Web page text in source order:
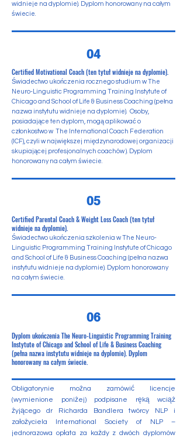
widnieje na dyplomie). Dyplom honorowany na całym
świecie.
04
Certified Motivational Coach (ten tytuł widnieje na dyplomie).
Świadectwo ukończenia rocznego studium w The
Neuro-Linguistic Programming Training Instytute of
Chicago and School of Life & Business Coaching (pełna
nazwa instytutu widnieje na dyplomie). Osoby,
posiadające ten dyplom, mogą aplikować o
członkostwo w The International Coach Federation
(ICF), czyli w największej międzynarodowej organizacji
skupiającej profesjonalnych coachów ). Dyplom
honorowany na całym świecie.
05
Certified Parental Coach & Weight Loss Coach (ten tytuł
widnieje na dyplomie).
Świadectwo ukończenia szkolenia w The Neuro-
Linguistic Programming Training Instytute of Chicago
and School of Life & Business Coaching (pełna nazwa
instytutu widnieje na dyplomie). Dyplom honorowany
na całym świecie.
06
Dyplomukończenia The Neuro-Linguistic Programming Training
Instytute of Chicago and School of Life & Business Coaching
(pełna nazwa instytutu widnieje na dyplomie). Dyplom
honorowany na całym świecie.
Obligatorynie można zamówić licencje
(wymienione poniżej) podpisane ręką wciąż
żyjącego dr Richarda Bandlera twórcy NLP i
założyciela International Society of NLP –
jednorazowa opłata za każdy z dwóch dyplomów